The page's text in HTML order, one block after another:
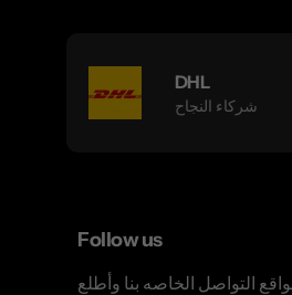
DHL
شركاء النجاح
Follow us
التواصل الخاصه بنا وأطلع